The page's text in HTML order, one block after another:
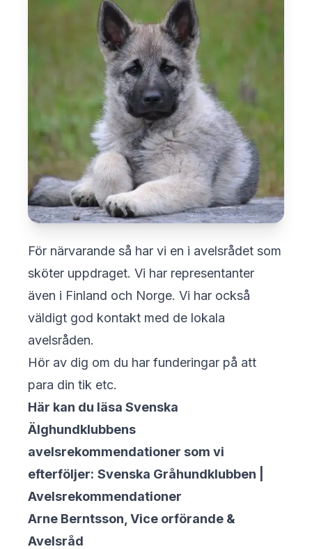
För närvarande så har vi en i avelsrådet som
sköter uppdraget. Vi har representanter
även i Finland och Norge. Vi har också
väldigt god kontakt med de lokala
avelsråden.
Hör av dig om du har funderingar på att
para din tik etc.
Här kan du läsa Svenska
Älghundklubbens
avelsrekommendationer som vi
efterföljer: Svenska Gråhundklubben |
Avelsrekommendationer
Arne Berntsson, Vice orförande &
Avelsråd